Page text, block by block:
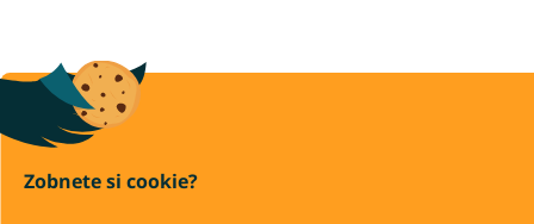
Zobnete si cookie?